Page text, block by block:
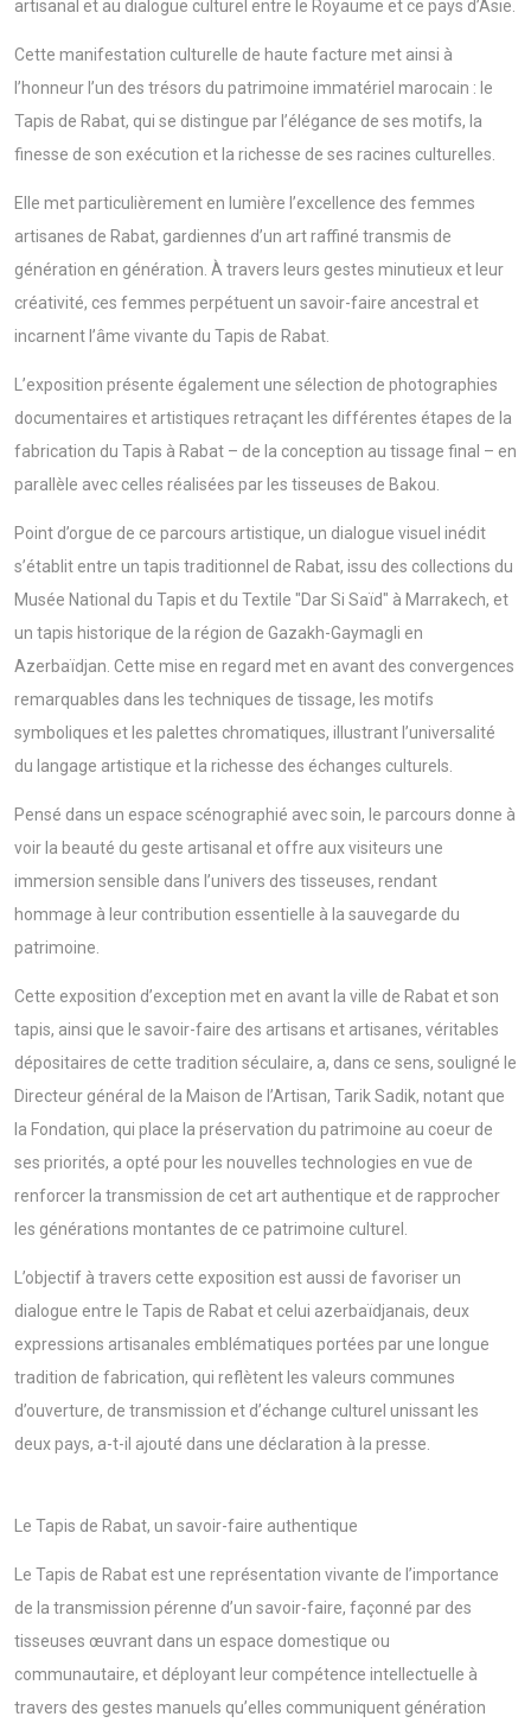
artisanal et au dialogue culturel entre le Royaume et ce pays d’Asie.
Cette manifestation culturelle de haute facture met ainsi à
l’honneur l’un des trésors du patrimoine immatériel marocain : le
Tapis de Rabat, qui se distingue par l’élégance de ses motifs, la
finesse de son exécution et la richesse de ses racines culturelles.
Elle met particulièrement en lumière l’excellence des femmes
artisanes de Rabat, gardiennes d’un art raffiné transmis de
génération en génération. À travers leurs gestes minutieux et leur
créativité, ces femmes perpétuent un savoir-faire ancestral et
incarnent l’âme vivante du Tapis de Rabat.
L’exposition présente également une sélection de photographies
documentaires et artistiques retraçant les différentes étapes de la
fabrication du Tapis à Rabat – de la conception au tissage final – en
parallèle avec celles réalisées par les tisseuses de Bakou.
Point d’orgue de ce parcours artistique, un dialogue visuel inédit
s’établit entre un tapis traditionnel de Rabat, issu des collections du
Musée National du Tapis et du Textile "Dar Si Saïd" à Marrakech, et
un tapis historique de la région de Gazakh-Gaymagli en
Azerbaïdjan. Cette mise en regard met en avant des convergences
remarquables dans les techniques de tissage, les motifs
symboliques et les palettes chromatiques, illustrant l’universalité
du langage artistique et la richesse des échanges culturels.
Pensé dans un espace scénographié avec soin, le parcours donne à
voir la beauté du geste artisanal et offre aux visiteurs une
immersion sensible dans l’univers des tisseuses, rendant
hommage à leur contribution essentielle à la sauvegarde du
patrimoine.
Cette exposition d’exception met en avant la ville de Rabat et son
tapis, ainsi que le savoir-faire des artisans et artisanes, véritables
dépositaires de cette tradition séculaire, a, dans ce sens, souligné le
Directeur général de la Maison de l’Artisan, Tarik Sadik, notant que
la Fondation, qui place la préservation du patrimoine au coeur de
ses priorités, a opté pour les nouvelles technologies en vue de
renforcer la transmission de cet art authentique et de rapprocher
les générations montantes de ce patrimoine culturel.
L’objectif à travers cette exposition est aussi de favoriser un
dialogue entre le Tapis de Rabat et celui azerbaïdjanais, deux
expressions artisanales emblématiques portées par une longue
tradition de fabrication, qui reflètent les valeurs communes
d’ouverture, de transmission et d’échange culturel unissant les
deux pays, a-t-il ajouté dans une déclaration à la presse.
Le Tapis de Rabat, un savoir-faire authentique
Le Tapis de Rabat est une représentation vivante de l’importance
de la transmission pérenne d’un savoir-faire, façonné par des
tisseuses œuvrant dans un espace domestique ou
communautaire, et déployant leur compétence intellectuelle à
travers des gestes manuels qu’elles communiquent génération